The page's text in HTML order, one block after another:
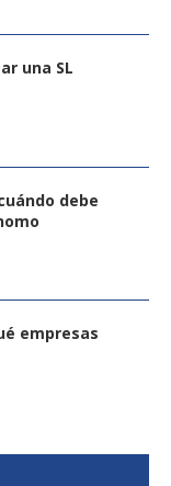
una SL
debe
empresas